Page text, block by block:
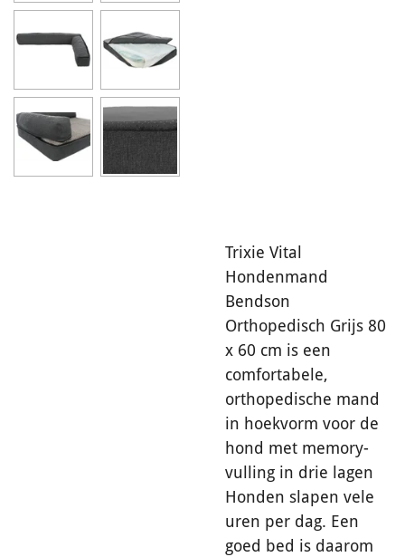
Trixie Vital
Hondenmand
Bendson
Orthopedisch Grijs 80
x 60 cm is een
comfortabele,
orthopedische mand
in hoekvorm voor de
hond met memory-
vulling in drie lagen
Honden slapen vele
uren per dag. Een
goed bed is daarom